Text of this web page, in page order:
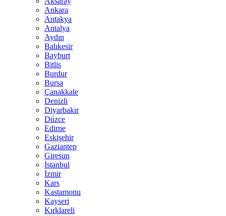
Ankara
Antakya
Antalya
Aydın
Balıkesir
Bayburt
Bitlis
Burdur
Bursa
Çanakkale
Denizli
Diyarbakır
Düzce
Edirne
Eskişehir
Gaziantep
Giresun
İstanbul
İzmir
Kars
Kastamonu
Kayseri
Kırklareli